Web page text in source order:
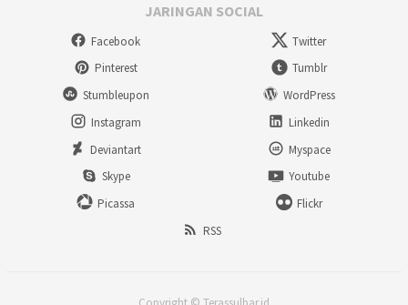
JARINGAN SOCIAL
Facebook
Twitter
Pinterest
Tumblr
Stumbleupon
WordPress
Instagram
Linkedin
Deviantart
Myspace
Skype
Youtube
Picassa
Flickr
RSS